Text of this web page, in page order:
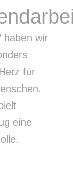
haben wir
für
eine